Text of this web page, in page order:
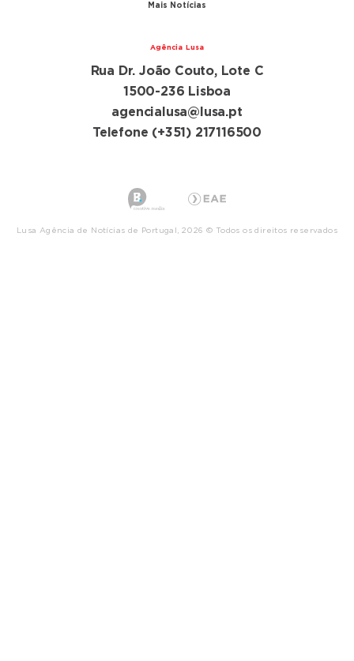
Mais Notícias
Agência Lusa
Rua Dr. João Couto, Lote C
1500-236 Lisboa
agencialusa@lusa.pt
Telefone (+351) 217116500
Lusa Agência de Notícias de Portugal, 2026 © Todos os direitos reservados